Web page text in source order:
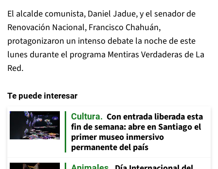
El alcalde comunista, Daniel Jadue, y el senador de
Renovación Nacional, Francisco Chahuán,
protagonizaron un intenso debate la noche de este
lunes durante el programa Mentiras Verdaderas de La
Red.
Te puede interesar
Cultura
Con entrada liberada esta
fin de semana: abre en Santiago el
primer museo inmersivo
permanente del país